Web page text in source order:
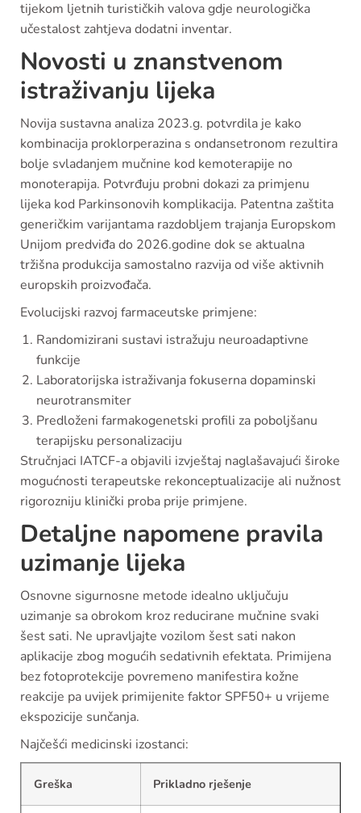
tijekom ljetnih turističkih valova gdje neurologička
učestalost zahtjeva dodatni inventar.
Novosti u znanstvenom
istraživanju lijeka
Novija sustavna analiza 2023.g. potvrdila je kako
kombinacija proklorperazina s ondansetronom rezultira
bolje svladanjem mučnine kod kemoterapije no
monoterapija. Potvrđuju probni dokazi za primjenu
lijeka kod Parkinsonovih komplikacija. Patentna zaštita
generičkim varijantama razdobljem trajanja Europskom
Unijom predviđa do 2026.godine dok se aktualna
tržišna produkcija samostalno razvija od više aktivnih
europskih proizvođača.
Evolucijski razvoj farmaceutske primjene:
Randomizirani sustavi istražuju neuroadaptivne
funkcije
Laboratorijska istraživanja fokuserna dopaminski
neurotransmiter
Predloženi farmakogenetski profili za poboljšanu
terapijsku personalizaciju
Stručnjaci IATCF-a objavili izvještaj naglašavajući široke
mogućnosti terapeutske rekonceptualizacije ali nužnost
rigorozniju klinički proba prije primjene.
Detaljne napomene pravila
uzimanje lijeka
Osnovne sigurnosne metode idealno uključuju
uzimanje sa obrokom kroz reducirane mučnine svaki
šest sati. Ne upravljajte vozilom šest sati nakon
aplikacije zbog mogućih sedativnih efektata. Primijena
bez fotoprotekcije povremeno manifestira kožne
reakcije pa uvijek primijenite faktor SPF50+ u vrijeme
ekspozicije sunčanja.
Najčešći medicinski izostanci:
Greška Prikladno rješenje